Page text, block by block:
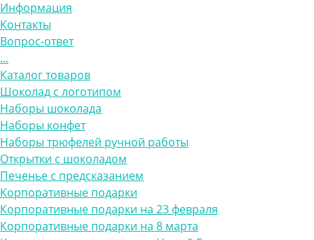
Информация
Контакты
Вопрос-ответ
...
Каталог товаров
Шоколад с логотипом
Наборы шоколада
Наборы конфет
Наборы трюфелей ручной работы
Открытки с шоколадом
Печенье с предсказанием
Корпоративные подарки
Корпоративные подарки на 23 февраля
Корпоративные подарки на 8 марта